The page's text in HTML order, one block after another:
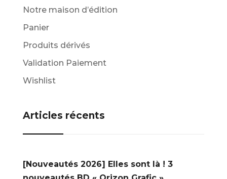
Notre maison d’édition
Panier
Produits dérivés
Validation Paiement
Wishlist
Articles récents
[Nouveautés 2026] Elles sont là ! 3